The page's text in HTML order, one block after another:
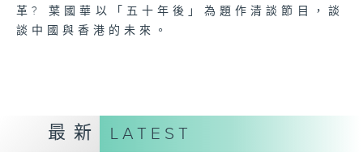
革? 葉國華以「五十年後」為題作清談節目，談
談中國與香港的未來。
最新 LATEST